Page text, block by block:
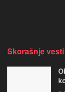
Skorašnje vesti